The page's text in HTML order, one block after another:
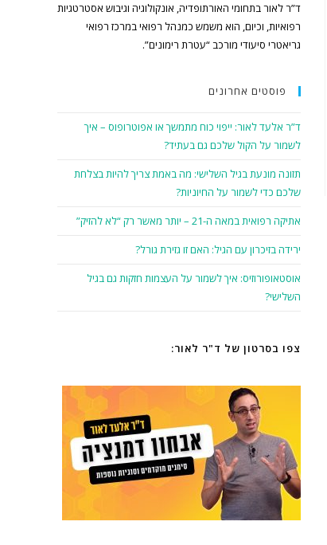
ד”ר לאור בתחומי האורתופדיה, אונקולוגיה וגיבוש אסטרטגיות
רפואיות, וכיום, הוא משמש כמנהל רפואי במרכז רפואי
גריאטרי סיעודי מורכב “עטרת רימונים”.
פוסטים אחרונים
ד”ר אלעד לאור: ייפוי כוח מתמשך או אפוטרופוס – איך
לשמור על הקול שלכם גם בעתיד?
תזונה מונעת בגיל השלישי: מה באמת צריך להיות בצלחת
שלכם כדי לשמור על החיוניות?
אתיקה רפואית במאה ה-21 – יותר מאשר רק “לא להזיק”
ירידה בזיכרון עם הגיל: האם זו גזירת גורל?
אוסטאופורוזיס: איך לשמור על העצמות חזקות גם בגיל
השלישי?
צפו בסרטון של ד"ר לאור: